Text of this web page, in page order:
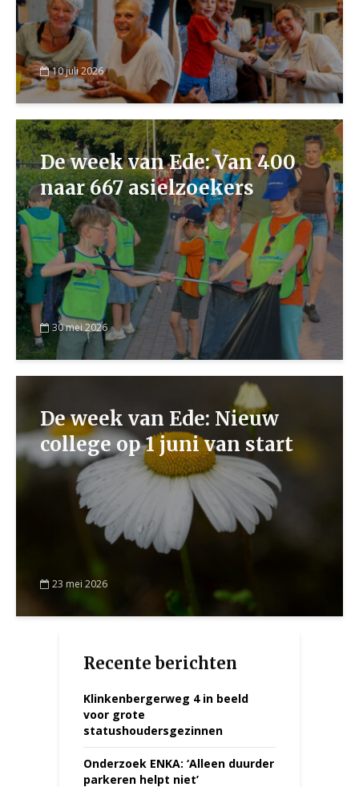
10 juli 2026
De week van Ede: Van 400
naar 667 asielzoekers
30 mei 2026
De week van Ede: Nieuw
college op 1 juni van start
23 mei 2026
Recente berichten
Klinkenbergerweg 4 in beeld
voor grote
statushoudersgezinnen
Onderzoek ENKA: ‘Alleen duurder
parkeren helpt niet’